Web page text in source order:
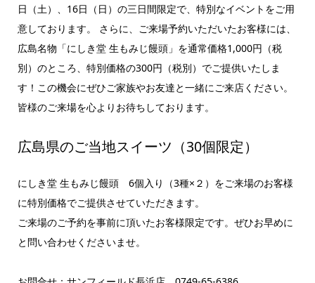
日（土）、16日（日）の三日間限定で、特別なイベントをご用
意しております。 さらに、ご来場予約いただいたお客様には、
広島名物「にしき堂 生もみじ饅頭」を通常価格1,000円（税
別）のところ、特別価格の300円（税別）でご提供いたしま
す！この機会にぜひご家族やお友達と一緒にご来店ください。
皆様のご来場を心よりお待ちしております。
広島県のご当地スイーツ（30個限定）
にしき堂 生もみじ饅頭 6個入り（3種×２）をご来場のお客様
に特別価格でご提供させていただきます。
ご来場のご予約を事前に頂いたお客様限定です。ぜひお早めに
と問い合わせくださいませ。